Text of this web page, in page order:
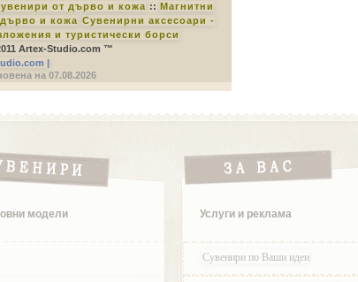
от дърво и кожа :: Магнитни
и кожа Сувенирни аксесоари -
и туристически борси
Artex-Studio.com ™
|
на 07.08.2026
модели Услуги и реклама
Сувенири по Ваши идеи